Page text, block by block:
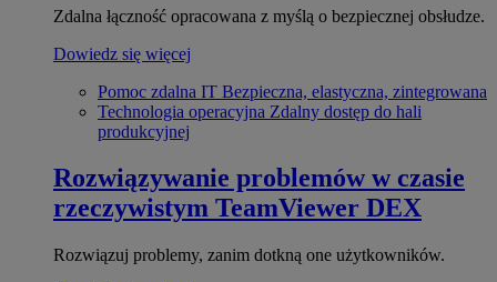
Zdalna łączność opracowana z myślą o bezpiecznej obsłudze.
Dowiedz się więcej
Pomoc zdalna IT Bezpieczna, elastyczna, zintegrowana
Technologia operacyjna Zdalny dostęp do hali
produkcyjnej
Rozwiązywanie problemów w czasie
rzeczywistym TeamViewer DEX
Rozwiązuj problemy, zanim dotkną one użytkowników.